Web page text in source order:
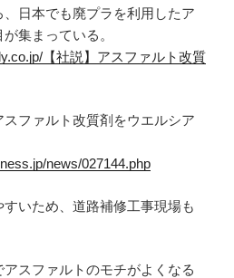
日本でも廃プラを利用したア
集まっている。
【社説】アスファルト改質
ファルト改質剤をウエルシア
news/027144.php
いため、道路補修工事現場も
スファルトのモチがよくなる